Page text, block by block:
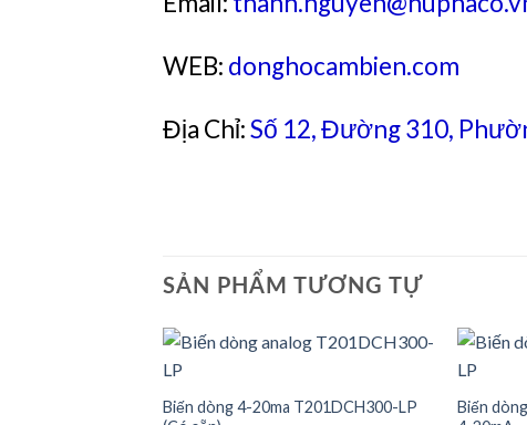
WEB: donghocambien.com
Địa Chỉ:Số 12, Đường 310,
SẢN PHẨM TƯƠNG TỰ
Biến dòng 4-20ma T201DCH300-LP
Biến